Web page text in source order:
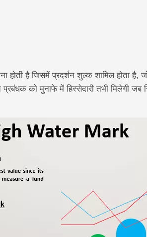
है जिसमें प्रदर्शन शुल्क शामिल होता है,
को मुनाफे में हिस्सेदारी तभी मिलेगी जब